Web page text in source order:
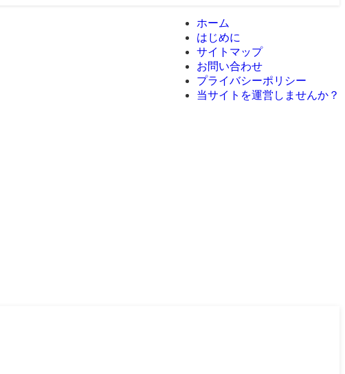
ホーム
はじめに
サイトマップ
お問い合わせ
プライバシーポリシー
当サイトを運営しませんか？